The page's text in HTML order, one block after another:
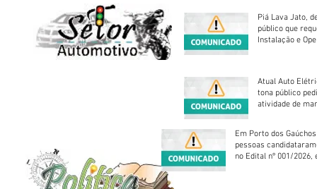
Piá Lava Jato,
público que
Instalação e
Atual Auto
tona público
atividade de
Em Porto dos
pessoas
no Edital nº 001/2026,